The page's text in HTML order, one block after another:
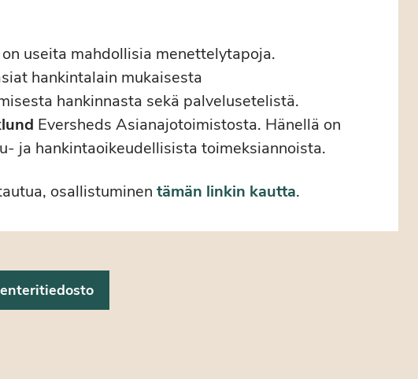
useita mahdollisia menettelytapoja.
hankintalain mukaisesta
hankinnasta sekä palvelusetelistä.
Eversheds Asianajotoimistosta. Hänellä on
ja hankintaoikeudellisista toimeksiannoista.
osallistuminen tämän linkin kautta.